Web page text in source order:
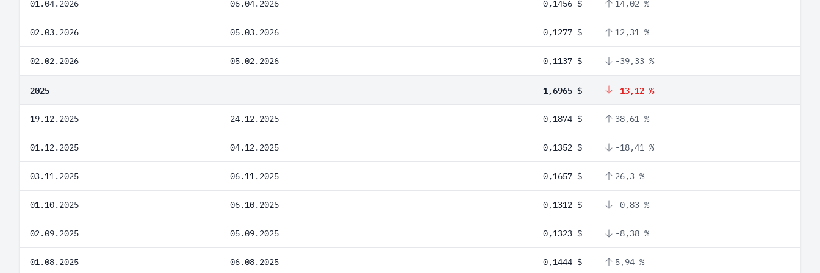
01.04.2026 06.04.2026 0,1456 $ 14,02 %
02.03.2026 05.03.2026 0,1277 $ 12,31 %
02.02.2026 05.02.2026 0,1137 $ -39,33 %
2025 1,6965 $ -13,12 %
19.12.2025 24.12.2025 0,1874 $ 38,61 %
01.12.2025 04.12.2025 0,1352 $ -18,41 %
03.11.2025 06.11.2025 0,1657 $ 26,3 %
01.10.2025 06.10.2025 0,1312 $ -0,83 %
02.09.2025 05.09.2025 0,1323 $ -8,38 %
01.08.2025 06.08.2025 0,1444 $ 5,94 %